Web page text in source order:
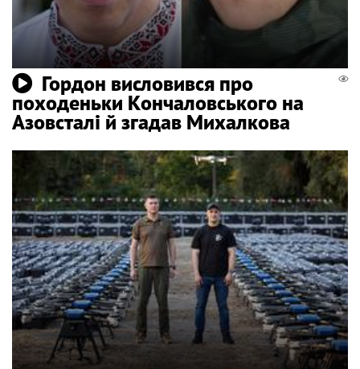
Гордон висловився про
походеньки Кончаловського на
Азовсталі й згадав Михалкова